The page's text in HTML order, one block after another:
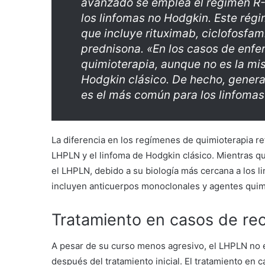
los linfomas no Hodgkin. Este
que incluye rituximab,
prednisona. «En los casos de
quimioterapia, aunque no es la
Hodgkin clásico. De hecho,
es el más común para los
La diferencia en los regímenes de quimioterapia
LHPLN y el linfoma de Hodgkin clásico. Mientras
el LHPLN, debido a su biología más cercana a
incluyen anticuerpos monoclonales y agentes
Tratamiento en casos de
A pesar de su curso menos agresivo, el LHPLN
después del tratamiento inicial. El tratamiento en